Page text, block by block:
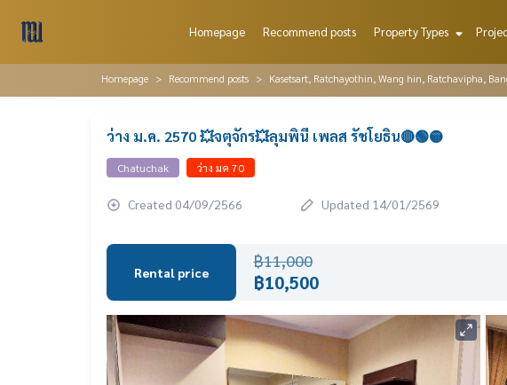
Homepage Recommend posts Property Types
Homepage Recommend posts Kasetsart, Ratchayothin, Wang hin, Ratchavipha,
ว่าง ม.ค. 2570 💥จตุจักร💥ลุมพินี เพลส รัชโยธิน🔴🟢🟡
Chatuchak ว่าง มค 70
Created 04/09/2566 Updated 14/01/2569
Rental price
฿11,000
฿10,500